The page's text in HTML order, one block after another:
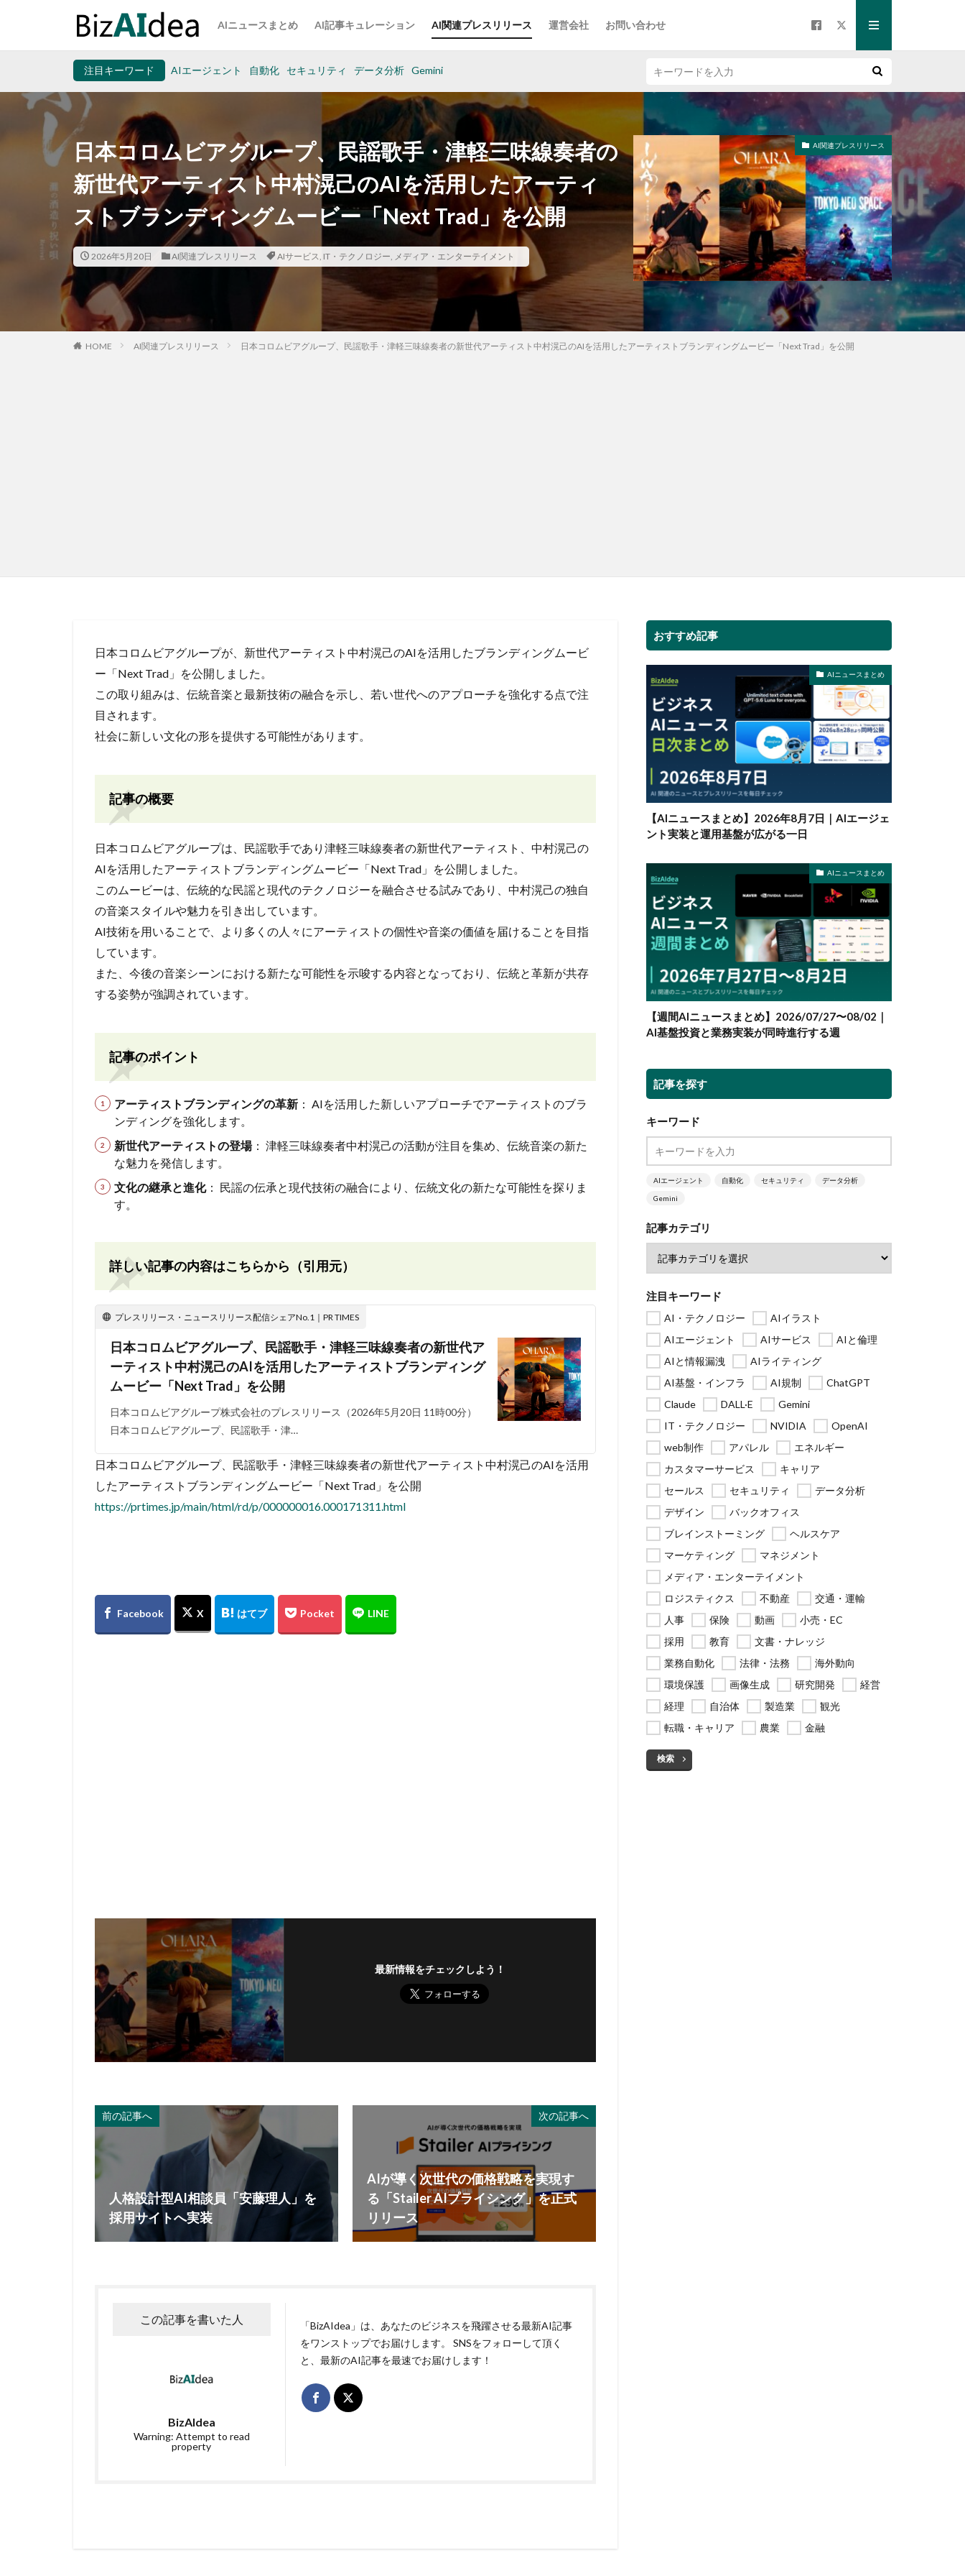
AIニュースまとめ AI記事キュレーション AI関連プレスリリース 運営会社 お問い合わせ
注目キーワード AIエージェント 自動化 セキュリティ データ分析 Gemini
日本コロムビアグループ、民謡歌手・津軽三味線奏者の
新世代アーティスト中村滉己のAIを活用したアーティ
ストブランディングムービー「Next Trad」を公開
2026年5月20日 AI関連プレスリリース AIサービス, IT・テクノロジー, メディア・エンターテイメント
AI関連プレスリリース
HOME AI関連プレスリリース 日本コロムビアグループ、民謡歌手・津軽三味線奏者の新世代アーティスト中村滉己のAIを活用したアーティストブランディングムービー「Next Trad」を公開
日本コロムビアグループが、新世代アーティスト中村滉己のAIを活用したブランディングムービ
ー「Next Trad」を公開しました。
この取り組みは、伝統音楽と最新技術の融合を示し、若い世代へのアプローチを強化する点で注
目されます。
社会に新しい文化の形を提供する可能性があります。
記事の概要
日本コロムビアグループは、民謡歌手であり津軽三味線奏者の新世代アーティスト、中村滉己の
AIを活用したアーティストブランディングムービー「Next Trad」を公開しました。
このムービーは、伝統的な民謡と現代のテクノロジーを融合させる試みであり、中村滉己の独自
の音楽スタイルや魅力を引き出しています。
AI技術を用いることで、より多くの人々にアーティストの個性や音楽の価値を届けることを目指
しています。
また、今後の音楽シーンにおける新たな可能性を示唆する内容となっており、伝統と革新が共存
する姿勢が強調されています。
記事のポイント
アーティストブランディングの革新 ： AIを活用した新しいアプローチでアーティストのブラ
ンディングを強化します。
新世代アーティストの登場： 津軽三味線奏者中村滉己の活動が注目を集め、伝統音楽の新た
な魅力を発信します。
文化の継承と進化： 民謡の伝承と現代技術の融合により、伝統文化の新たな可能性を探りま
す。
詳しい記事の内容はこちらから（引用元）
プレスリリース・ニュースリリース配信シェアNo.1｜PR TIMES
日本コロムビアグループ、民謡歌手・津軽三味線奏者の新世代ア
ーティスト中村滉己のAIを活用したアーティストブランディング
ムービー「Next Trad」を公開
日本コロムビアグループ株式会社のプレスリリース（2026年5月20日 11時00分）
日本コロムビアグループ、民謡歌手・津…
日本コロムビアグループ、民謡歌手・津軽三味線奏者の新世代アーティスト中村滉己のAIを活用
したアーティストブランディングムービー「Next Trad」を公開
https://prtimes.jp/main/html/rd/p/000000016.000171311.html
最新情報をチェックしよう！
前の記事へ
人格設計型AI相談員「安藤理人」を
採用サイトへ実装
次の記事へ
AIが導く次世代の価格戦略を実現す
る「Stailer AIプライシング」を正式
リリース
この記事を書いた人
BizAIdea
Warning: Attempt to read
property
「BizAIdea」は、あなたのビジネスを飛躍させる最新AI記事
をワンストップでお届けします。 SNSをフォローして頂く
と、最新のAI記事を最速でお届けします！
おすすめ記事
AIニュースまとめ
【AIニュースまとめ】2026年8月7日｜AIエージェ
ント実装と運用基盤が広がる一日
AIニュースまとめ
【週間AIニュースまとめ】2026/07/27〜08/02｜
AI基盤投資と業務実装が同時進行する週
記事を探す
キーワード
AIエージェント 自動化 セキュリティ データ分析
Gemini
記事カテゴリ
注目キーワード
AI・テクノロジー
AIイラスト
AIエージェント
AIサービス
AIと倫理
AIと情報漏洩
AIライティング
AI基盤・インフラ
AI規制
ChatGPT
Claude
DALL·E
Gemini
IT・テクノロジー
NVIDIA
OpenAI
web制作
アパレル
エネルギー
カスタマーサービス
キャリア
セールス
セキュリティ
データ分析
デザイン
バックオフィス
ブレインストーミング
ヘルスケア
マーケティング
マネジメント
メディア・エンターテイメント
ロジスティクス
不動産
交通・運輸
人事
保険 動画
小売・EC
採用
教育
文書・ナレッジ
業務自動化
法律・法務
海外動向
環境保護
画像生成 研究開発
経営
経理
自治体 製造業
観光
転職・キャリア
農業 金融
検索